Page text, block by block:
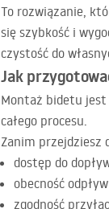
To rozwiązanie,
się szybkość i
czystość do
Jak
Montaż bidetu
całego procesu.
Zanim przejdziesz
dostęp do
obecność
zgodność